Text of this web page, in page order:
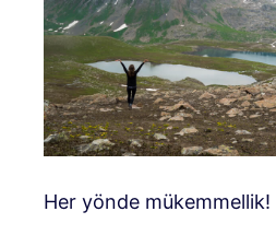
Her yönde mükemmellik!